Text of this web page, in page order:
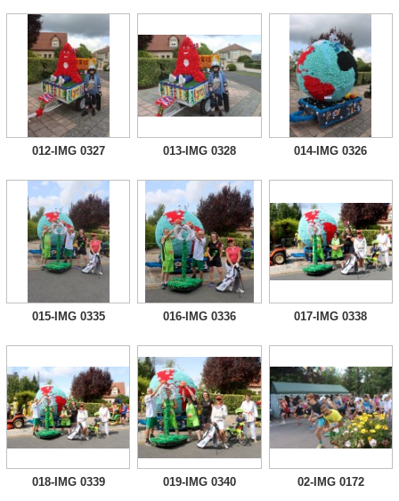
012-IMG 0327 013-IMG 0328 014-IMG 0326
015-IMG 0335 016-IMG 0336 017-IMG 0338
018-IMG 0339 019-IMG 0340 02-IMG 0172